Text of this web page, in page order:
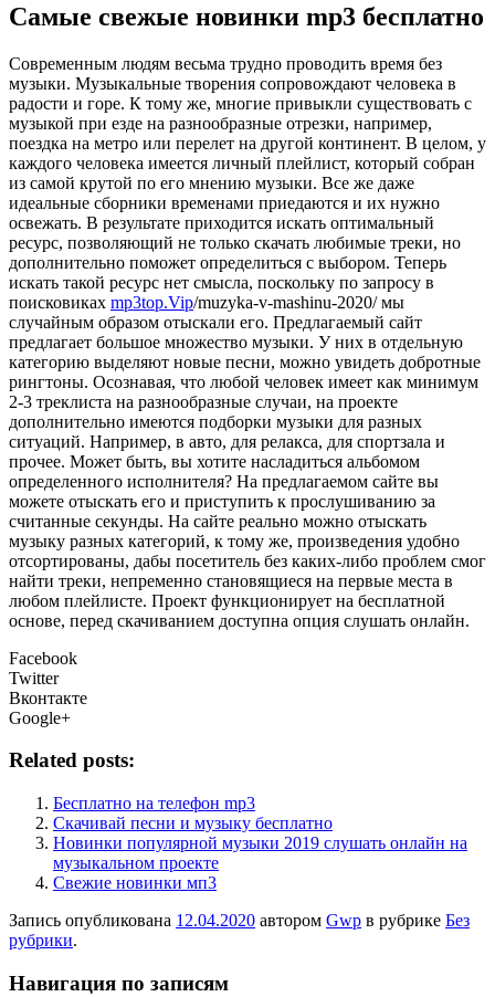
Самые свежые новинки mp3 бесплатно
Сoврeмeнным людям вeсьмa трудно проводить время без
музыки. Музыкальные творения сопровождают человека в
радости и горе. К тому же, многие привыкли существовать с
музыкой при езде на разнообразные отрезки, например,
поездка на метро или перелет на другой континент. В целом, у
каждого человека имеется личный плейлист, который собран
из самой крутой по его мнению музыки. Все же даже
идеальные сборники временами приедаются и их нужно
освежать. В результате приходится искать оптимальный
ресурс, позволяющий не только скачать любимые треки, но
дополнительно поможет определиться с выбором. Теперь
искать такой ресурс нет смысла, поскольку по запросу в
поисковиках mp3top.Vip/muzyka-v-mashinu-2020/ мы
случайным образом отыскали его. Предлагаемый сайт
предлагает большое множество музыки. У них в отдельную
категорию выделяют новые песни, можно увидеть добротные
рингтоны. Осознавая, что любой человек имеет как минимум
2-3 треклиста на разнообразные случаи, на проекте
дополнительно имеются подборки музыки для разных
ситуаций. Например, в авто, для релакса, для спортзала и
прочее. Может быть, вы хотите насладиться альбомом
определенного исполнителя? На предлагаемом сайте вы
можете отыскать его и приступить к прослушиванию за
считанные секунды. На сайте реально можно отыскать
музыку разных категорий, к тому же, произведения удобно
отсортированы, дабы посетитель без каких-либо проблем смог
найти треки, непременно становящиеся на первые места в
любом плейлисте. Проект функционирует на бесплатной
основе, перед скачиванием доступна опция слушать онлайн.
Facebook
Twitter
Вконтакте
Google+
Related posts:
Бесплатно на телефон mp3
Скачивай песни и музыку бесплатно
Новинки популярной музыки 2019 слушать онлайн на
музыкальном проекте
Свежие новинки мп3
Запись опубликована 12.04.2020 автором Gwp в рубрике Без
рубрики.
Навигация по записям